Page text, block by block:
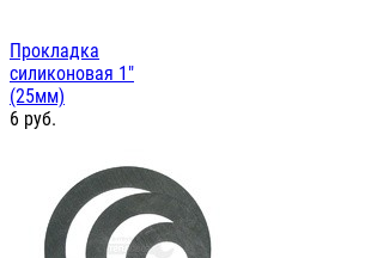
Прокладка
силиконовая 1"
(25мм)
6 руб.